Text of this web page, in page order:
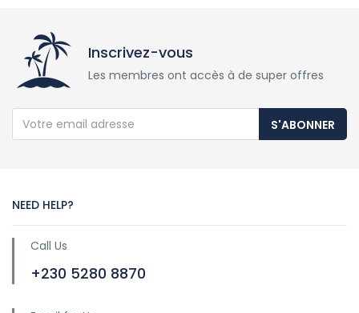
Inscrivez-vous
Les membres ont accès à de super offres
S'ABONNER
NEED HELP?
Call Us
+230 5280 8870